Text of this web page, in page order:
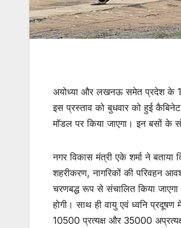
अयोध्या और लखनऊ समेत प्रदेश के 18
इस प्रस्ताव को बुधवार को हुई
मॉडल पर किया जाएगा। इन बसों के
नगर विकास मंत्री एके शर्मा ने
शहरीकरण, नागरिकों की परिवहन
चरणबद्ध रूप से संचालित किया
होगी। साथ ही वायु एवं ध्वनि
10500 प्रत्यक्ष और 35000